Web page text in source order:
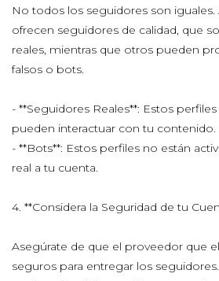
No todos los seguidores son iguales.
ofrecen seguidores de calidad, que
reales, mientras que otros pueden
falsos o bots.
- **Seguidores Reales**: Estos
pueden interactuar con tu contenido.
- **Bots**: Estos perfiles no están
real a tu cuenta.
4. **Considera la Seguridad de tu
Asegúrate de que el proveedor que
seguros para entregar los